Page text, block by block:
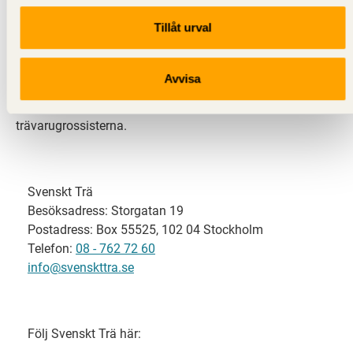
Tillåt urval
Avvisa
Svenskt Trä representerar svensk sågverksindustri
och är en del av branschorganisationen
svensk limträ-, KL-trä- och förpackningsindustri samt
trävarugrossisterna.
Svenskt Trä
Besöksadress: Storgatan 19
Postadress: Box 55525, 102 04 Stockholm
Telefon: 08 - 762 72 60
info@svenskttra.se
Följ Svenskt Trä här: